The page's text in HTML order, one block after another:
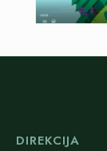
DIREKCIJA